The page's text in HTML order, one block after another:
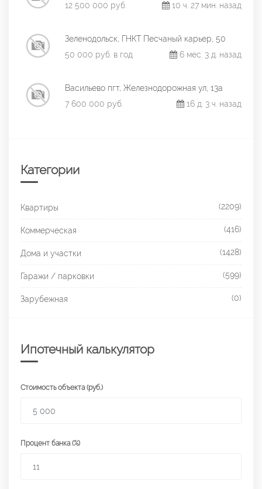
12 500 000 руб.
10 ч. 27 мин. назад
Зеленодольск, ГНКТ Песчаный карьер, 50
50 000 руб. в год
6 мес. 3 д. назад
Васильево пгт, Железнодорожная ул, 13а
7 600 000 руб.
16 д. 3 ч. назад
Категории
Квартиры (2209)
Коммерческая (416)
Дома и участки (1428)
Гаражи / парковки (599)
Зарубежная (0)
Ипотечный калькулятор
Стоимость объекта (руб.)
Процент банка (%)